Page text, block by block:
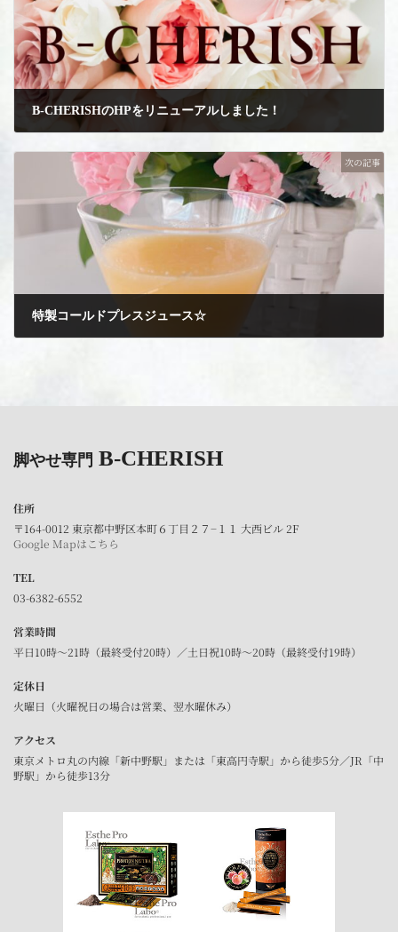
B-CHERISHのHPをリニューアルしました！
次の記事
特製コールドプレスジュース☆
脚やせ専門 B-CHERISH
住所
〒164-0012 東京都中野区本町６丁目２７−１１ 大西ビル 2F
Google Mapはこちら
TEL
03-6382-6552
営業時間
平日10時～21時（最終受付20時）／土日祝10時～20時（最終受付19時）
定休日
火曜日（火曜祝日の場合は営業、翌水曜休み）
アクセス
東京メトロ丸の内線「新中野駅」または「東高円寺駅」から徒歩5分／JR「中
野駅」から徒歩13分